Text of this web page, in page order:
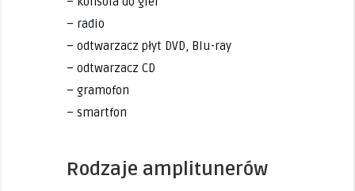
– radio
– odtwarzacz płyt DVD, Blu-ray
– odtwarzacz CD
– gramofon
– smartfon
Rodzaje amplitunerów